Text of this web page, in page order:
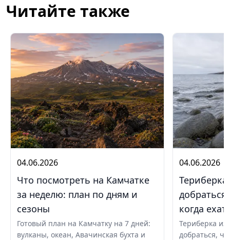
Читайте также
04.06.2026
Что посмотреть на Камчатке
за неделю: план по дням и
сезоны
Готовый план на Камчатку на 7 дней:
вулканы, океан, Авачинская бухта и
04.06.2026
когда
Териберка
добраться,